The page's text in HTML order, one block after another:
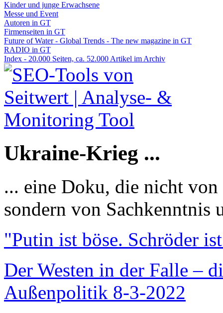
Kinder und junge Erwachsene
Messe und Event
Autoren in GT
Firmenseiten in GT
Future of Water - Global Trends - The new magazine in GT
RADIO in GT
Index - 20.000 Seiten, ca. 52.000 Artikel im Archiv
Ukraine-Krieg ...
... eine Doku, die nicht
sondern von Sachkenntnis
"Putin ist böse. Schröder
Der Westen in der Falle –
Außenpolitik 8-3-2022